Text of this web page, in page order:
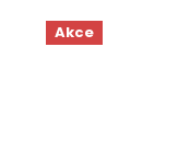
Akce